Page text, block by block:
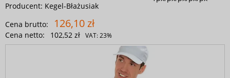
Producent: Kegel-Błażusiak
Cena brutto:
126,10 zł
Cena netto: 102,52 zł VAT:23%